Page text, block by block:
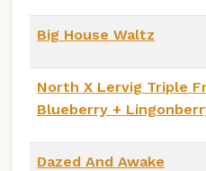
Big House Waltz
North X Lervig Triple
Blueberry +
Dazed And Awake